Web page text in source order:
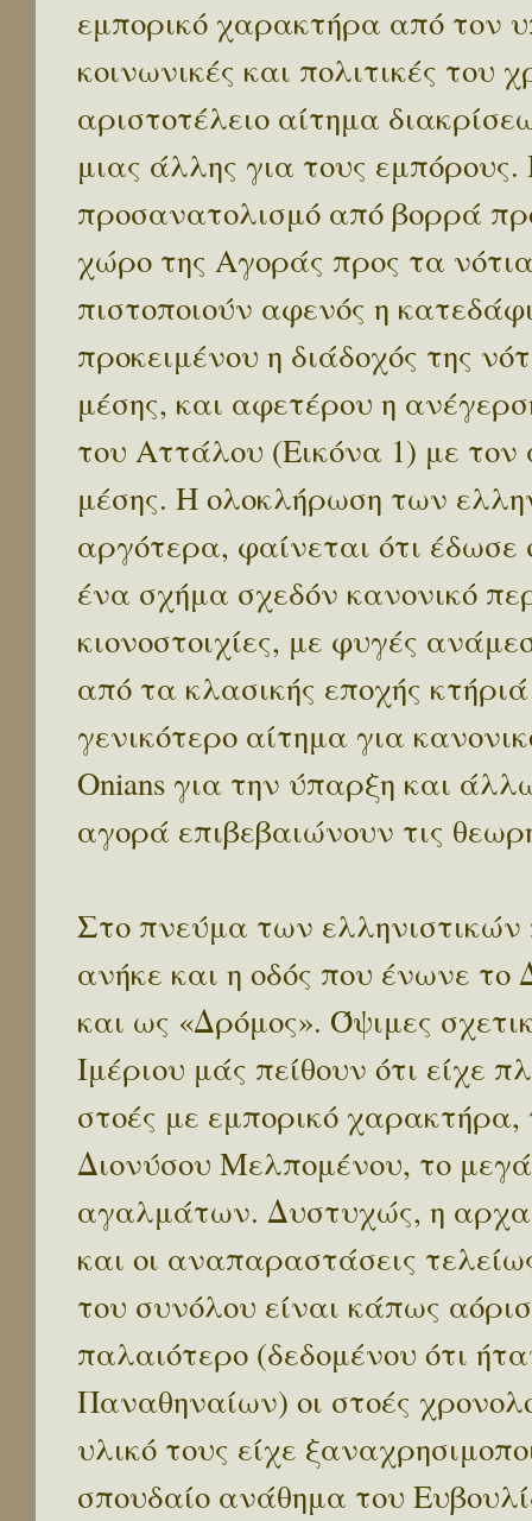
εμπορικό χαρακτήρα από τον
κοινωνικές και πολιτικές του
αριστοτέλειο αίτημα
μιας άλλης για τους
προσανατολισμό από βορρά
χώρο της Αγοράς προς τα
πιστοποιούν αφενός η
προκειμένου η διάδοχός της
μέσης, και αφετέρου η
του Αττάλου (Εικόνα 1) με
μέσης. Η ολοκλήρωση των
αργότερα, φαίνεται ότι
ένα σχήμα σχεδόν κανονικό
κιονοστοιχίες, με φυγές
από τα κλασικής εποχής
γενικότερο αίτημα για
Onians για την ύπαρξη και
αγορά επιβεβαιώνουν τις
Στο πνεύμα των ελληνιστικών
ανήκε και η οδός που ένωνε
και ως «Δρόμος». Όψιμες
Ιμέριου μάς πείθουν ότι είχε
στοές με εμπορικό
Διονύσου Μελπομένου, το
αγαλμάτων. Δυστυχώς, η
και οι αναπαραστάσεις
του συνόλου είναι κάπως
παλαιότερο (δεδομένου ότι
Παναθηναίων) οι στοές
υλικό τους είχε
σπουδαίο ανάθημα του